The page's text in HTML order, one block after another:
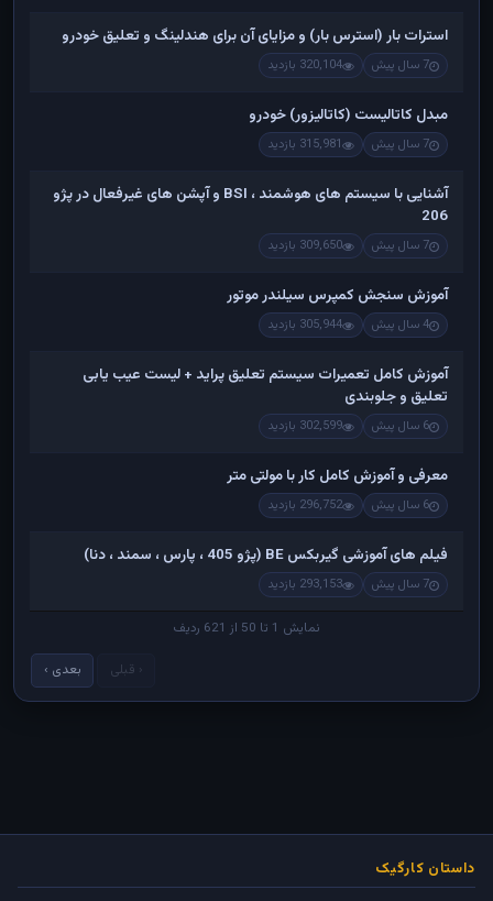
استرات بار (استرس بار) و مزایای آن برای هندلینگ و تعلیق خودرو
7 سال پیش 320,104 بازدید
مبدل کاتالیست (کاتالیزور) خودرو
7 سال پیش 315,981 بازدید
آشنایی با سیستم های هوشمند ، BSI و آپشن های غیرفعال در پژو
206
7 سال پیش 309,650 بازدید
آموزش سنجش کمپرس سیلندر موتور
4 سال پیش 305,944 بازدید
آموزش کامل تعمیرات سیستم تعلیق پراید + لیست عیب یابی
تعلیق و جلوبندی
6 سال پیش 302,599 بازدید
معرفی و آموزش کامل کار با مولتی متر
6 سال پیش 296,752 بازدید
فیلم های آموزشی گیربکس BE (پژو 405 ، پارس ، سمند ، دنا)
7 سال پیش 293,153 بازدید
نمایش 1 تا 50 از 621 ردیف
‹ قبلی بعدی ›
داستان کارگیک